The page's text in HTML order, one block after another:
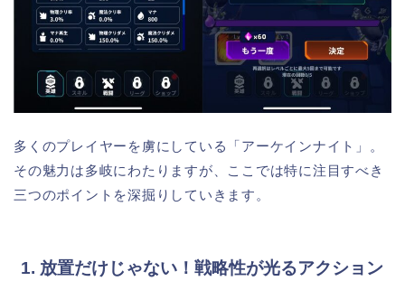
多くのプレイヤーを虜にしている「アーケインナイト」。
その魅力は多岐にわたりますが、ここでは特に注目すべき
三つのポイントを深掘りしていきます。
1. 放置だけじゃない！戦略性が光るアクション